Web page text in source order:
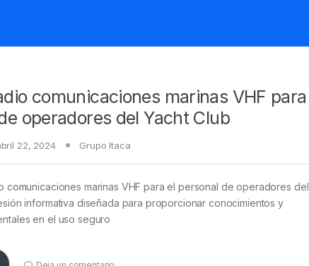
comunicaciones marinas VHF para
operadores del Yacht Club
22, 2024 Grupo Itaca
comunicaciones marinas VHF para el personal de operadores del
informativa diseñada para proporcionar conocimientos y
en el uso seguro